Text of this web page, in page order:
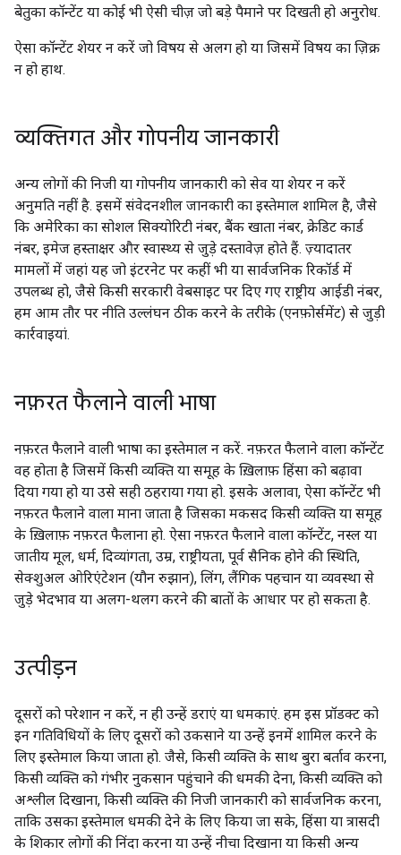
बेतुका कॉन्टेंट या कोई भी ऐसी चीज़ जो बड़े पैमाने पर दिखती हो अनुरोध.
ऐसा कॉन्टेंट शेयर न करें जो विषय से अलग हो या जिसमें विषय का ज़िक्र
न हो हाथ.
व्यक्तिगत और गोपनीय जानकारी
अन्य लोगों की निजी या गोपनीय जानकारी को सेव या शेयर न करें
अनुमति नहीं है. इसमें संवेदनशील जानकारी का इस्तेमाल शामिल है, जैसे
कि अमेरिका का सोशल सिक्योरिटी नंबर, बैंक खाता नंबर, क्रेडिट कार्ड
नंबर, इमेज हस्ताक्षर और स्वास्थ्य से जुड़े दस्तावेज़ होते हैं. ज़्यादातर
मामलों में जहां यह जो इंटरनेट पर कहीं भी या सार्वजनिक रिकॉर्ड में
उपलब्ध हो, जैसे किसी सरकारी वेबसाइट पर दिए गए राष्ट्रीय आईडी नंबर,
हम आम तौर पर नीति उल्लंघन ठीक करने के तरीके (एनफ़ोर्समेंट) से जुड़ी
कार्रवाइयां.
नफ़रत फैलाने वाली भाषा
नफ़रत फैलाने वाली भाषा का इस्तेमाल न करें. नफ़रत फैलाने वाला कॉन्टेंट
वह होता है जिसमें किसी व्यक्ति या समूह के ख़िलाफ़ हिंसा को बढ़ावा
दिया गया हो या उसे सही ठहराया गया हो. इसके अलावा, ऐसा कॉन्टेंट भी
नफ़रत फैलाने वाला माना जाता है जिसका मकसद किसी व्यक्ति या समूह
के ख़िलाफ़ नफ़रत फैलाना हो. ऐसा नफ़रत फैलाने वाला कॉन्टेंट, नस्ल या
जातीय मूल, धर्म, दिव्यांगता, उम्र, राष्ट्रीयता, पूर्व सैनिक होने की स्थिति,
सेक्शुअल ओरिएंटेशन (यौन रुझान), लिंग, लैंगिक पहचान या व्यवस्था से
जुड़े भेदभाव या अलग-थलग करने की बातों के आधार पर हो सकता है.
उत्पीड़न
दूसरों को परेशान न करें, न ही उन्हें डराएं या धमकाएं. हम इस प्रॉडक्ट को
इन गतिविधियों के लिए दूसरों को उकसाने या उन्हें इनमें शामिल करने के
लिए इस्तेमाल किया जाता हो. जैसे, किसी व्यक्ति के साथ बुरा बर्ताव करना,
किसी व्यक्ति को गंभीर नुकसान पहुंचाने की धमकी देना, किसी व्यक्ति को
अश्लील दिखाना, किसी व्यक्ति की निजी जानकारी को सार्वजनिक करना,
ताकि उसका इस्तेमाल धमकी देने के लिए किया जा सके, हिंसा या त्रासदी
के शिकार लोगों की निंदा करना या उन्हें नीचा दिखाना या किसी अन्य